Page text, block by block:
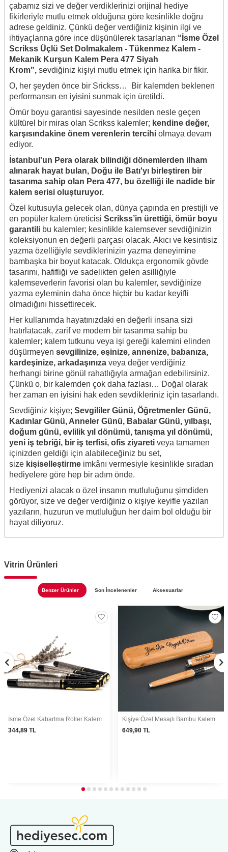
çabamız sizi ve değer verdiklerinizi orijinal hediye
fikirleriyle mutlu etmek olduğuna göre kesinlikle doğru
adrese geldiniz. Çünkü değer verdiğiniz kişinin ilgi ve
ihtiyaçlarına göre ince düşünülerek tasarlanan “İsme Özel
Scrikss Üçlü Set Dolmakalem - Tükenmez Kalem -
Mekanik Kurşun Kalem Pera 477 Siyah
Krom", sevdiğiniz kişiyi mutlu etmek için harika bir fikir.
O, her şeyden önce bir Srickss… Bir kalemden beklenen
performansın en iyisini sunmak için üretildi.
Ömür boyu garantisi sayesinde nesilden nesle geçen
kültürel bir miras olan Scrikss kalemler; kendine değer,
karşısındakine önem verenlerin tercihi olmaya devam
ediyor.
İstanbul'un Pera olarak bilindiği dönemlerden ilham
alınarak hayat bulan, Doğu ile Batı'yı birleştiren bir
tasarıma sahip olan Pera 477, bu özelliği ile nadide bir
kalem serisi oluşturuyor.
Özel kutusuyla gelecek olan, dünya çapında en prestijli ve
en popüler kalem üreticisi Scrikss’in ürettiği, ömür boyu
garantili bu kalemler; kesinlikle kalemsever sevdiğinizin
koleksiyonun en değerli parçası olacak. Akıcı ve kesintisiz
yazma özelliğiyle sevdiklerinizin yazma deneyimine
bambaşka bir boyut katacak. Oldukça ergonomik gövde
tasarımı, hafifliği ve sadelikten gelen asilliğiyle
kalemseverlerin favorisi olan bu kalemler, sevdiğinize
yazma eyleminin daha önce hiçbir bu kadar keyifli
olmadığını hissettirecek.
Her kullanımda hayatınızdaki en değerli insana sizi
hatırlatacak, zarif ve modern bir tasarıma sahip bu
kalemler; kalem tutkunu veya işi gereği kalemini elinden
düşürmeyen sevgilinize, eşinize, annenize, babanıza,
kardeşinize, arkadaşınıza veya değer verdiğiniz
herhangi birine gönül rahatlığıyla armağan edebilirsiniz.
Çünkü o, bir kalemden çok daha fazlası… Doğal olarak
her zaman en iyisini hak eden sevdikleriniz için tasarlandı.
Sevdiğiniz kişiye; Sevgililer Günü, Öğretmenler Günü,
Kadınlar Günü, Anneler Günü, Babalar Günü, yılbaşı,
doğum günü, evlilik yıl dönümü, tanışma yıl dönümü,
yeni iş tebriği, bir iş terfisi, ofis ziyareti veya tamamen
içinizden geldiği için alabileceğiniz bu set,
size kişiselleştirme imkânı vermesiyle kesinlikle sıradan
hediyelere göre hep bir adım önde.
Hediyenizi alacak o özel insanın mutluluğunu şimdiden
görüyor, size ve değer verdiğiniz o kişiye keyifle yazılan
yazıların, huzurun ve mutluluğun her daim bol olduğu bir
hayat diliyoruz.
Vitrin Ürünleri
Benzer Ürünler Son İncelenenler Aksesuarlar
İsme Özel Kabartma Roller Kalem
344,89 TL
Kişiye Özel Mesajlı Bambu Kalem
649,90TL